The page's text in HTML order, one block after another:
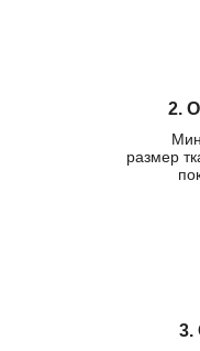
2.
размер
3.